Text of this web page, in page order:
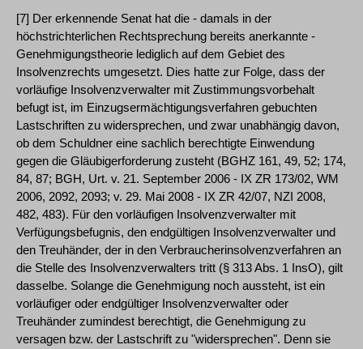
[7] Der erkennende Senat hat die - damals in der
höchstrichterlichen Rechtsprechung bereits anerkannte -
Genehmigungstheorie lediglich auf dem Gebiet des
Insolvenzrechts umgesetzt. Dies hatte zur Folge, dass der
vorläufige Insolvenzverwalter mit Zustimmungsvorbehalt
befugt ist, im Einzugsermächtigungsverfahren gebuchten
Lastschriften zu widersprechen, und zwar unabhängig davon,
ob dem Schuldner eine sachlich berechtigte Einwendung
gegen die Gläubigerforderung zusteht (BGHZ 161, 49, 52; 174,
84, 87; BGH, Urt. v. 21. September 2006 - IX ZR 173/02, WM
2006, 2092, 2093; v. 29. Mai 2008 - IX ZR 42/07, NZI 2008,
482, 483). Für den vorläufigen Insolvenzverwalter mit
Verfügungsbefugnis, den endgültigen Insolvenzverwalter und
den Treuhänder, der in den Verbraucherinsolvenzverfahren an
die Stelle des Insolvenzverwalters tritt (§ 313 Abs. 1 InsO), gilt
dasselbe. Solange die Genehmigung noch aussteht, ist ein
vorläufiger oder endgültiger Insolvenzverwalter oder
Treuhänder zumindest berechtigt, die Genehmigung zu
versagen bzw. der Lastschrift zu "widersprechen". Denn sie